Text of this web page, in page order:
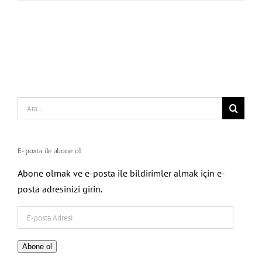
Search
for:
E-posta ile abone ol
Abone olmak ve e-posta ile bildirimler almak için e-
posta adresinizi girin.
posta
Adresi
Abone ol